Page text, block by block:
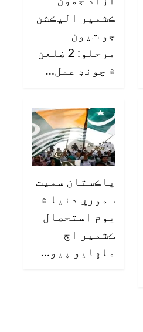
ڪشمير اليڪشن
جو ٽيون
مرحلو: 2 ضلعن
۾ چونڊ عمل…
پاڪستان سميت
سموري دنيا ۾
يوم استحصال
ڪشمير اڄ
ملهايو پيو…